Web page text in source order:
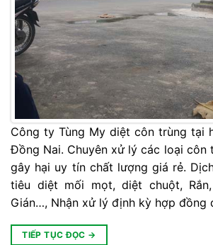
Công ty Tùng My diệt côn trùng tại
Đồng Nai. Chuyên xử lý các loại côn
gây hại uy tín chất lượng giá rẻ.
tiêu diệt mối mọt, diệt chuột,
Gián…, Nhận xử lý định kỳ hợp đồng
TIẾP TỤC ĐỌC →